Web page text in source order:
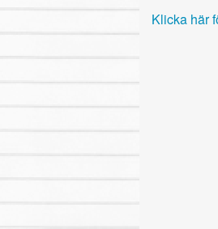
Klicka här